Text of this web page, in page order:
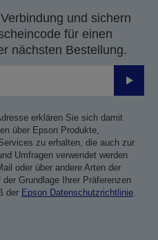
und sichern
für einen
nächsten Bestellung.
erklären Sie sich damit
über Epson Produkte,
zu erhalten, die auch zur
Umfragen verwendet werden
oder über andere Arten der
Grundlage Ihrer Präferenzen
der Epson Datenschutzrichtlinie.